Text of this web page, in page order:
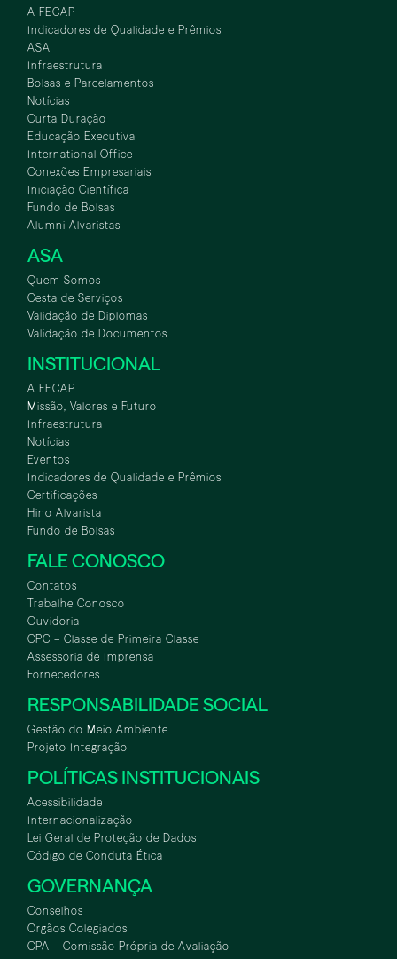
A FECAP
Indicadores de Qualidade e Prêmios
ASA
Infraestrutura
Bolsas e Parcelamentos
Notícias
Curta Duração
Educação Executiva
International Office
Conexões Empresariais
Iniciação Científica
Fundo de Bolsas
Alumni Alvaristas
ASA
Quem Somos
Cesta de Serviços
Validação de Diplomas
Validação de Documentos
INSTITUCIONAL
A FECAP
Missão, Valores e Futuro
Infraestrutura
Notícias
Eventos
Indicadores de Qualidade e Prêmios
Certificações
Hino Alvarista
Fundo de Bolsas
FALE CONOSCO
Contatos
Trabalhe Conosco
Ouvidoria
CPC – Classe de Primeira Classe
Assessoria de Imprensa
Fornecedores
RESPONSABILIDADE SOCIAL
Gestão do Meio Ambiente
Projeto Integração
POLÍTICAS INSTITUCIONAIS
Acessibilidade
Internacionalização
Lei Geral de Proteção de Dados
Código de Conduta Ética
GOVERNANÇA
Conselhos
Orgãos Colegiados
CPA – Comissão Própria de Avaliação